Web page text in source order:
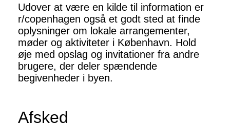
Udover at være en kilde til information er
r/copenhagen også et godt sted at finde
oplysninger om lokale arrangementer,
møder og aktiviteter i København. Hold
øje med opslag og invitationer fra andre
brugere, der deler spændende
begivenheder i byen.
Afsked